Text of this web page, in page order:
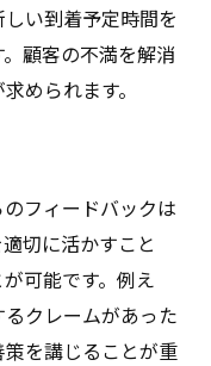
い到着予定時間を
顧客の不満を解消
められます。
フィードバックは
切に活かすこと
可能です。例え
クレームがあった
を講じることが重